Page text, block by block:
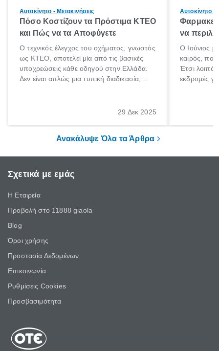
Αυτοκίνητο - Μετακινήσεις
Πόσο Κοστίζουν τα Πρόστιμα ΚΤΕΟ
και Πώς να τα Αποφύγετε
Ο τεχνικός έλεγχος του οχήματος, γνωστός
ως ΚΤΕΟ, αποτελεί μία από τις βασικές
υποχρεώσεις κάθε οδηγού στην Ελλάδα.
Δεν είναι απλώς μια τυπική διαδικασία,
οδηγών και του περιβάλλοντος. Ωστόσο,
29 Δεκ 2025
Αυτοκίνητο -
να
Ο Ιούνιος
καιρός, που
Έτσι
εκδρομές
Ανακάλυψε Όλα τα Άρθρα
Σχετικά με εμάς
Η Εταιρεία
Προβολή στο 11888 giaola
Blog
Όροι χρήσης
Προστασία Δεδομένων
Επικοινωνία
Ρυθμίσεις Cookies
Προσβασιμότητα